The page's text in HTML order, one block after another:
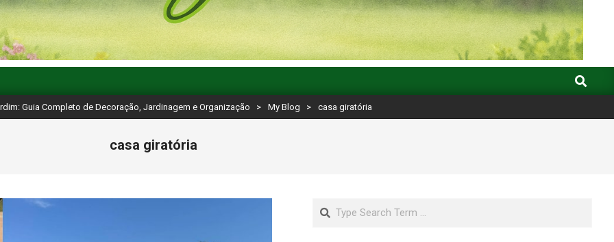
Search
Guia Completo de Decoração, Jardinagem e Organização > My Blog > casa giratória
casa giratória
Search